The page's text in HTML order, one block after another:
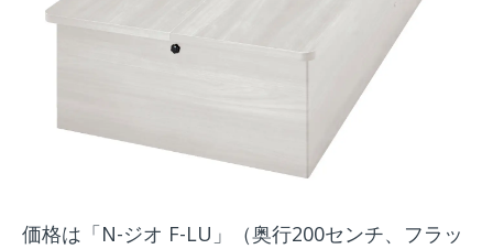
価格は「N-ジオ F-LU」（奥行200センチ、フラッ